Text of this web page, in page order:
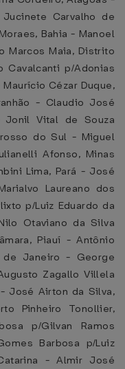
Carvalho de
Bahia - Manoel
Marcos Maia, Distrito
Cavalcanti p/Adonias
Cézar Duque,
- Claudio José
Jonil Vital de Souza
do Sul - Miguel
Afonso, Minas
Lima, Pará - José
Laureano dos
p/Luiz Eduardo da
Otaviano da Silva
Piauí - Antônio
de Janeiro - George
Zagallo Villela
José Airton da Silva,
Pinheiro Tonollier,
p/Gilvan Ramos
Barbosa p/Luiz
- Almir José